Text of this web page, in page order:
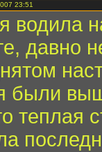
23:51
водила
давно
были
теплая